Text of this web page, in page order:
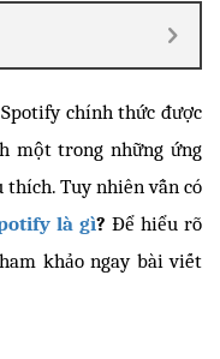
Spotify chính thức được
một trong những ứng
Tuy nhiên vẫn có
fy là gì? Để hiểu rõ
khảo ngay bài viết